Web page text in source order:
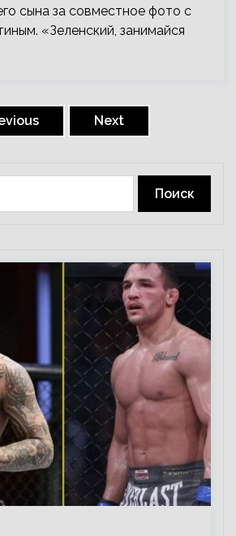
сына за совместное фото с
«Зеленский, занимайся
Next